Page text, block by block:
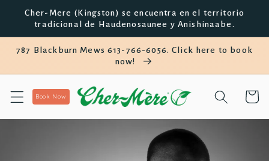
saltar al
contenido
Cher-Mere (Kingston) se encuentra en el territorio
tradicional de Haudenosaunee y Anishinaabe.
787 Blackburn Mews 613-766-6056. Click here to book
now!
Book Now Carro